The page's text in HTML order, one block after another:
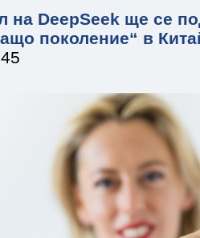
на DeepSeek ще се
поколение“ в